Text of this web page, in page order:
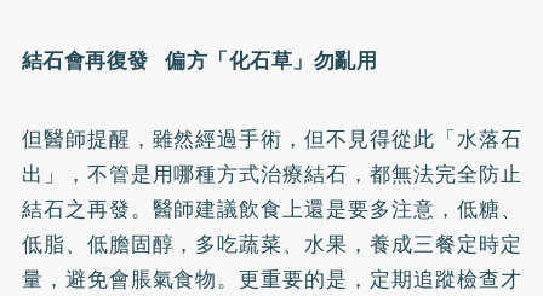
結石會再復發 偏方「化石草」勿亂用
但醫師提醒，雖然經過手術，但不見得從此「水落石
出」，不管是用哪種方式治療結石，都無法完全防止
結石之再發。醫師建議飲食上還是要多注意，低糖、
低脂、低膽固醇，多吃蔬菜、水果，養成三餐定時定
量，避免會脹氣食物。更重要的是，定期追蹤檢查才